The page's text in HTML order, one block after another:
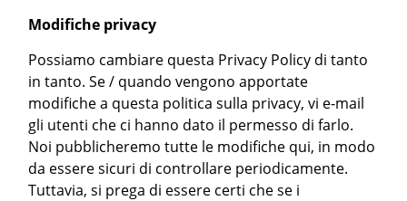
Modifiche privacy
Possiamo cambiare questa Privacy Policy di tanto
in tanto. Se / quando vengono apportate
modifiche a questa politica sulla privacy, vi e-mail
gli utenti che ci hanno dato il permesso di farlo.
Noi pubblicheremo tutte le modifiche qui, in modo
da essere sicuri di controllare periodicamente.
Tuttavia, si prega di essere certi che se i